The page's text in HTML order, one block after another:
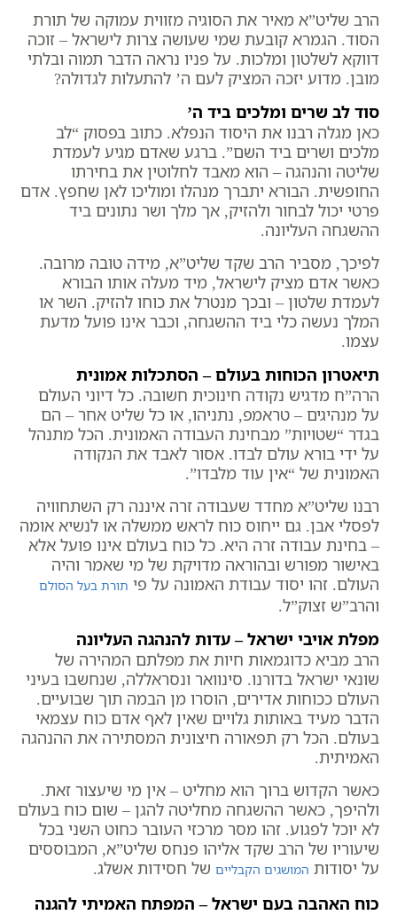
הרב שליט”א מאיר את הסוגיה מזווית עמוקה של תורת
הסוד. הגמרא קובעת שמי שעושה צרות לישראל – זוכה
דווקא לשלטון ומלכות. על פניו נראה הדבר תמוה ובלתי
מובן. מדוע יזכה המציק לעם ה’ להתעלות לגדולה?
סוד לב שרים ומלכים ביד ה’
כאן מגלה רבנו את היסוד הנפלא. כתוב בפסוק “לב
מלכים ושרים ביד השם”. ברגע שאדם מגיע לעמדת
שליטה והנהגה – הוא מאבד לחלוטין את בחירתו
החופשית. הבורא יתברך מנהלו ומוליכו לאן שחפץ. אדם
פרטי יכול לבחור ולהזיק, אך מלך ושר נתונים ביד
ההשגחה העליונה.
לפיכך, מסביר הרב שקד שליט”א, מידה טובה מרובה.
כאשר אדם מציק לישראל, מיד מעלה אותו הבורא
לעמדת שלטון – ובכך מנטרל את כוחו להזיק. השר או
המלך נעשה כלי ביד ההשגחה, וכבר אינו פועל מדעת
עצמו.
תיאטרון הכוחות בעולם – הסתכלות אמונית
הרה”ח מדגיש נקודה חינוכית חשובה. כל דיוני העולם
על מנהיגים – טראמפ, נתניהו, או כל שליט אחר – הם
בגדר “שטויות” מבחינת העבודה האמונית. הכל מתנהל
על ידי בורא עולם לבדו. אסור לאבד את הנקודה
האמונית של “אין עוד מלבדו”.
רבנו שליט”א מחדד שעבודה זרה איננה רק השתחוויה
לפסלי אבן. גם ייחוס כוח לראש ממשלה או לנשיא אומה
– בחינת עבודה זרה היא. כל כוח בעולם אינו פועל אלא
באישור מפורש ובהוראה מדויקת של מי שאמר והיה
העולם. זהו יסוד עבודת האמונה על פי תורת בעל הסולם
והרב”ש זצוק”ל.
מפלת אויבי ישראל – עדות להנהגה העליונה
הרב מביא כדוגמאות חיות את מפלתם המהירה של
שונאי ישראל בדורנו. סינוואר ונסראללה, שנחשבו בעיני
העולם ככוחות אדירים, הוסרו מן הבמה תוך שבועיים.
הדבר מעיד באותות גלויים שאין לאף אדם כוח עצמאי
בעולם. הכל רק תפאורה חיצונית המסתירה את ההנהגה
האמיתית.
כאשר הקדוש ברוך הוא מחליט – אין מי שיעצור זאת.
ולהיפך, כאשר ההשגחה מחליטה להגן – שום כוח בעולם
לא יוכל לפגוע. זהו מסר מרכזי העובר כחוט השני בכל
שיעוריו של הרב שקד אליהו פנחס שליט”א, המבוססים
על יסודות המושגים הקבליים של חסידות אשלג.
כוח האהבה בעם ישראל – המפתח האמיתי להגנה